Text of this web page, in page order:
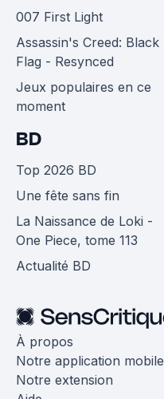
007 First Light
Assassin's Creed: Black
Flag - Resynced
Jeux populaires en ce
moment
BD
Top 2026 BD
Une fête sans fin
La Naissance de Loki -
One Piece, tome 113
Actualité BD
À propos
Notre application mobile
Notre extension